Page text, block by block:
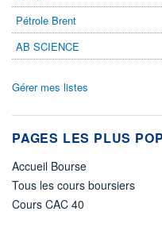
Pétrole Brent
AB SCIENCE
Gérer mes listes
PAGES LES PLUS
Accueil Bourse
Tous les cours boursiers
Cours CAC 40